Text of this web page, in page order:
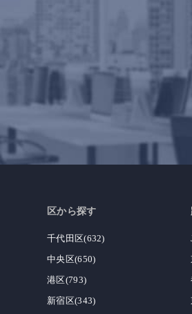
区から探す
千代田区(632)
中央区(650)
港区(793)
新宿区(343)